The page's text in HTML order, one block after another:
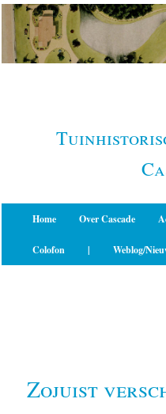
Spring
naar
primaire
Home Over Cascade
Colofon | Weblog/
Zojuist